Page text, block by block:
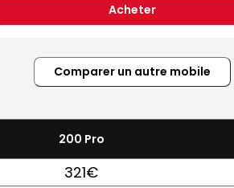
Acheter
Comparer un autre mobile
200 Pro
321€